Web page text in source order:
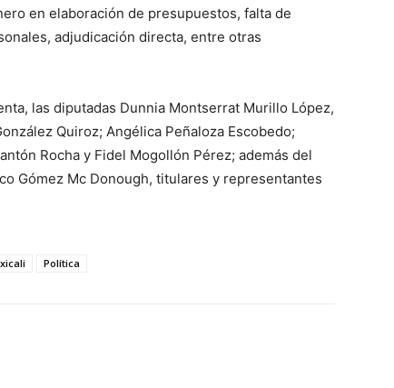
en elaboración de presupuestos, falta de
adjudicación directa, entre otras
las diputadas Dunnia Montserrat Murillo López,
Quiroz; Angélica Peñaloza Escobedo;
Rocha y Fidel Mogollón Pérez; además del
Gómez Mc Donough, titulares y representantes
Política